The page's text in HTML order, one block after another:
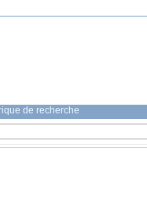
de recherche